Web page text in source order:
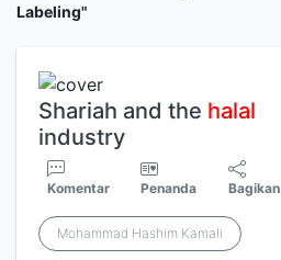
Labeling"
Shariah and the halal
industry
Komentar Penanda Bagikan
Mohammad Hashim Kamali